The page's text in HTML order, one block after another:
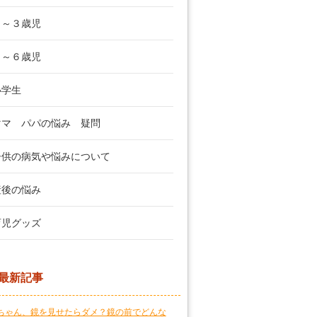
３歳児
６歳児
生
マ パパの悩み 疑問
の病気や悩みについて
の悩み
グッズ
新記事
ゃん、鏡を見せたらダメ？鏡の前でどんな